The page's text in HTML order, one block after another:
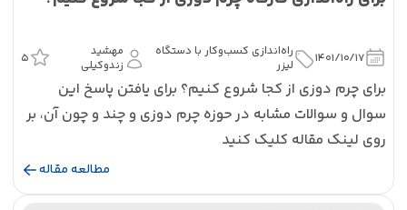
1401/10/17
راه‌اندازی کسب‌و‌کار با دستگاه
لیزر
مهشید
زندوکیلی
5
برای چرم دوزی از کجا شروع کنیم؟ برای یافتن پاسخ این
سوال و سوالات مشابه در حوزه چرم دوزی و چند و چون آن، بر
روی لینک مقاله کلیک کنید
مطالعه مقاله